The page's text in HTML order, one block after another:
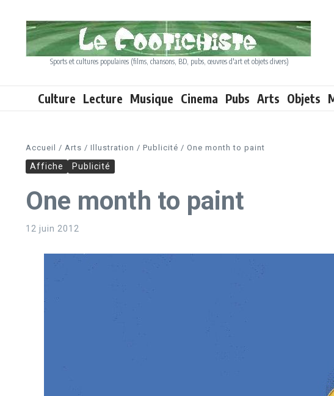
Sports et cultures populaires (films, chansons, BD, pubs, œuvres d'art et objets divers)
Culture Lecture Musique Cinema Pubs Arts Objets
Accueil / Arts / Illustration / Publicité / One month to paint
Affiche Publicité
One month to paint
12 juin 2012